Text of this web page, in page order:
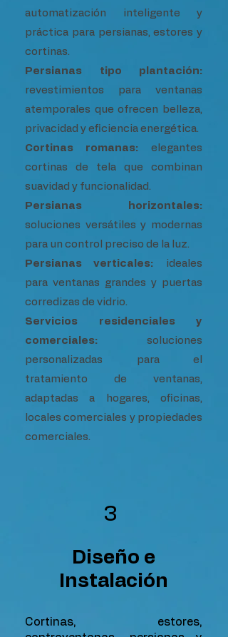
automatización inteligente y
práctica para persianas, estores y
cortinas.
Persianas tipo plantación:
revestimientos para ventanas
atemporales que ofrecen belleza,
privacidad y eficiencia energética.
Cortinas romanas:
elegantes
cortinas de tela que combinan
suavidad y funcionalidad.
Persianas horizontales:
soluciones versátiles y modernas
para un control preciso de la luz.
Persianas verticales:
ideales
para ventanas grandes y puertas
corredizas de vidrio.
Servicios residenciales y
comerciales:
soluciones
personalizadas para el
tratamiento de ventanas,
adaptadas a hogares, oficinas,
locales comerciales y propiedades
comerciales.
3
Diseño e
Instalación
Cortinas, estores,